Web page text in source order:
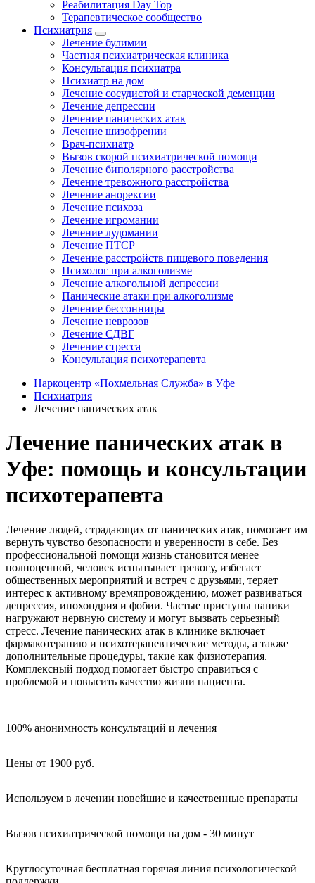
Реабилитация Day Top
Терапевтическое сообщество
Психиатрия
Лечение булимии
Частная психиатрическая клиника
Консультация психиатра
Психиатр на дом
Лечение сосудистой и старческой деменции
Лечение депрессии
Лечение панических атак
Лечение шизофрении
Врач-психиатр
Вызов скорой психиатрической помощи
Лечение биполярного расстройства
Лечение тревожного расстройства
Лечение анорексии
Лечение психоза
Лечение игромании
Лечение лудомании
Лечение ПТСР
Лечение расстройств пищевого поведения
Психолог при алкоголизме
Лечение алкогольной депрессии
Панические атаки при алкоголизме
Лечение бессонницы
Лечение неврозов
Лечение СДВГ
Лечение стресса
Консультация психотерапевта
Наркоцентр «Похмельная Служба» в Уфе
Психиатрия
Лечение панических атак
Лечение панических атак в
Уфе: помощь и консультации
психотерапевта
Лечение людей, страдающих от панических атак, помогает им
вернуть чувство безопасности и уверенности в себе. Без
профессиональной помощи жизнь становится менее
полноценной, человек испытывает тревогу, избегает
общественных мероприятий и встреч с друзьями, теряет
интерес к активному времяпровождению, может развиваться
депрессия, ипохондрия и фобии. Частые приступы паники
нагружают нервную систему и могут вызвать серьезный
стресс. Лечение панических атак в клинике включает
фармакотерапию и психотерапевтические методы, а также
дополнительные процедуры, такие как физиотерапия.
Комплексный подход помогает быстро справиться с
проблемой и повысить качество жизни пациента.
100% анонимность консультаций и лечения
Цены от 1900 руб.
Используем в лечении новейшие и качественные препараты
Вызов психиатрической помощи на дом - 30 минут
Круглосуточная бесплатная горячая линия психологической